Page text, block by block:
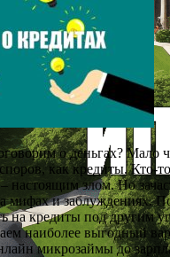
о деньгах? Мало
как кредиты. Кто-
настоящим злом. Но
мифах и заблуждениях.
на кредиты под другим
наиболее выгодный
микрозаймы до